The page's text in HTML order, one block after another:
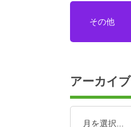
その他
アーカイブ